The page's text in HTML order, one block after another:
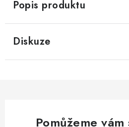
Popis produktu
Diskuze
Pomůžeme